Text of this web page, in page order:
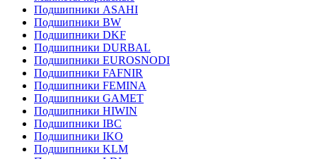
Подшипники ASAHI
Подшипники BW
Подшипники DKF
Подшипники DURBAL
Подшипники EUROSNODI
Подшипники FAFNIR
Подшипники FEMINA
Подшипники GAMET
Подшипники HIWIN
Подшипники IBC
Подшипники IKO
Подшипники KLM